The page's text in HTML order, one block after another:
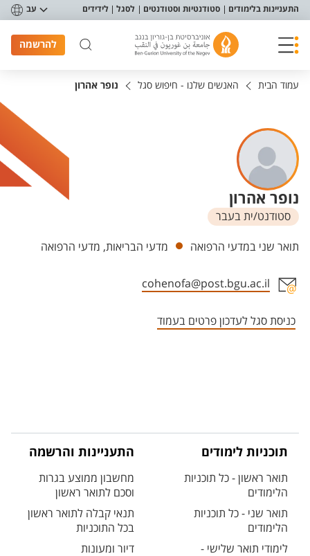
תפריט נגישות
התעניינות בלימודים סטודנטיות וסטודנטים לסגל לידידים עב
להרשמה
עמוד הבית האנשים שלנו - חיפוש סגל נופר אהרון
נופר אהרון
סטודנט/ית בעבר
יחידות
תואר שני במדעי הרפואה מדעי הבריאות, מדעי הרפואה
cohenofa@post.bgu.ac.il
כניסת סגל לעדכון פרטים בעמוד
תוכניות לימודים
תואר ראשון - כל תוכניות
הלימודים
תואר שני - כל תוכניות
הלימודים
לימודי תואר שלישי -
התעניינות והרשמה
מחשבון ממוצע בגרות
וסכם לתואר ראשון
תנאי קבלה לתואר ראשון
בכל התוכניות
דיור ומעונות